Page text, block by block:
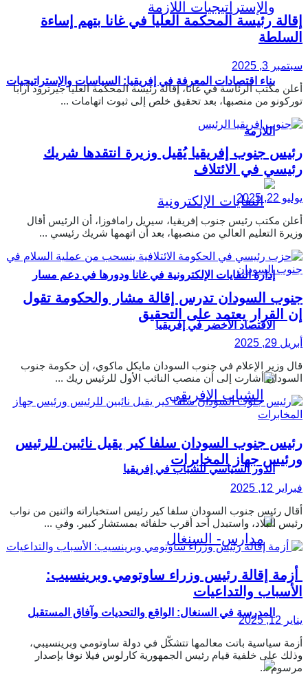
بناء اقتصادات المعرفة في إفريقيا: السياسات والإستراتيجيات
اللازمة
إدارة النفايات الإلكترونية في غانا ودورها في دعم مسار
الاقتصاد الأخضر في إفريقيا
الدور السياسي للشباب في إفريقيا
المدرسة في السنغال: الواقع والتحديات وآفاق المستقبل
إقالة رئيسة المحكمة العليا في غانا بتهم إساءة
السلطة
سبتمبر 3, 2025
أعلن مكتب الرئاسة في غانا، إقالة رئيسة المحكمة العليا جيرترود أرابا
توركونو من منصبها، بعد تحقيق خلص إلى ثبوت اتهامات ...
رئيس جنوب إفريقيا يُقيل وزيرة انتقدها شريك
رئيسي في الائتلاف
يوليو 22, 2025
أعلن مكتب رئيس جنوب إفريقيا، سيريل رامافوزا، أن الرئيس أقال
وزيرة التعليم العالي من منصبها، بعد أن اتهمها شريك رئيسي ...
جنوب السودان تدرس إقالة مشار والحكومة تقول
إن القرار يعتمد على التحقيق
أبريل 29, 2025
قال وزير الإعلام في جنوب السودان مايكل ماكوي، إن حكومة جنوب
السودان أشارت إلى أن منصب النائب الأول للرئيس ريك ...
رئيس جنوب السودان سلفا كير يقيل نائبين للرئيس
ورئيس جهاز المخابرات
فبراير 12, 2025
أقال رئيس جنوب السودان سلفا كير رئيس استخباراته واثنين من نواب
رئيس البلاد، واستبدل أحد أقرب حلفائه بمستشار كبير. وفي ...
أزمة إقالة رئيس وزراء ساوتومي وبرينسيب:
الأسباب والتداعيات
يناير 12, 2025
أزمة سياسية باتت معالمها تتشكّل في دولة ساوتومي وبرينسيبي،
وذلك على خلفية قيام رئيس الجمهورية كارلوس فيلا نوفا بإصدار
مرسوم ...